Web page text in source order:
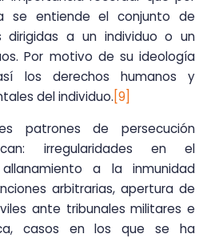
se entiende el conjunto de
dirigidas a un individuo o un
Por motivo de su ideología
los derechos humanos y
del individuo. [9]
patrones de persecución
irregularidades en el
a la inmunidad
arbitrarias, apertura de
ante tribunales militares e
casos en los que se ha